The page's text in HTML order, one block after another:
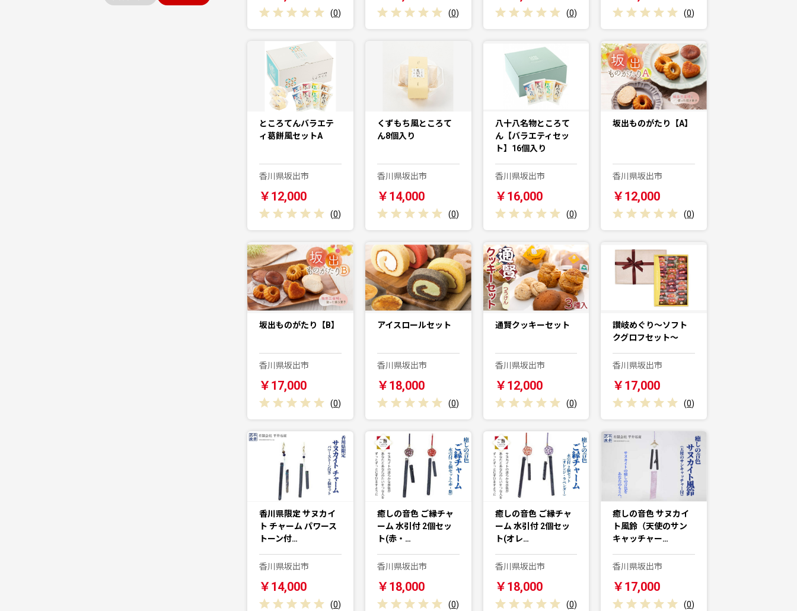
(0) (0) (0) (0)
ところてんバラエテ
ィ葛餅風セットA
香川県坂出市
￥12,000
(0)
くずもち風ところて
ん8個入り
香川県坂出市
￥14,000
(0)
八十八名物ところて
ん【バラエティセッ
ト】16個入り
香川県坂出市
￥16,000
(0)
坂出ものがたり【A】
香川県坂出市
￥12,000
(0)
坂出ものがたり【B】
香川県坂出市
￥17,000
(0)
アイスロールセット
香川県坂出市
￥18,000
(0)
通賢クッキーセット
香川県坂出市
￥12,000
(0)
讃岐めぐり～ソフト
クグロフセット～
香川県坂出市
￥17,000
(0)
香川県限定 サヌカイ
ト チャーム パワース
トーン付…
香川県坂出市
￥14,000
(0)
癒しの音色 ご縁チャ
ーム 水引付 2個セッ
ト(赤・…
香川県坂出市
￥18,000
(0)
癒しの音色 ご縁チャ
ーム 水引付 2個セッ
ト(オレ…
香川県坂出市
￥18,000
(0)
癒しの音色 サヌカイ
ト風鈴（天使のサン
キャッチャー…
香川県坂出市
￥17,000
(0)